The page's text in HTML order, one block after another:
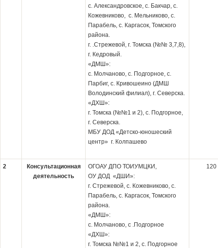
с. Александровское, с. Бакчар, с.
Кожевниково, с. Мельниково, с.
Парабель, с. Каргасок, Томского
района.
г. .Стрежевой, г. Томска (№№ 3,7,8),
г. Кедровый.
«ДМШ»:
с. Молчаново, с. Подгорное, с.
Парбиг, с. Кривошеино (ДМШ
Володинский филиал), г. Северска.
«ДХШ»:
г. Томска (№№1 и 2), с. Подгорное,
г. Северска.
МБУ ДОД «Детско-юношеский
центр» г. Колпашево
2
Консультационная
деятельность
ОГОАУ ДПО ТОИУМЦКИ,
ОУ ДОД «ДШИ»:
г. Стрежевой, с. Кожевниково, с.
Парабель, с. Каргасок, Томского
района.
«ДМШ»:
с. Молчаново, с .Подгорное
«ДХШ»:
г. Томска №№1 и 2, с. Подгорное
120